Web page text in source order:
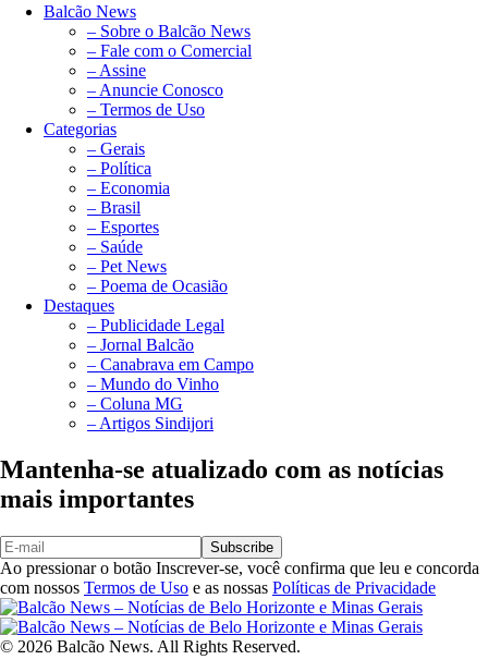
Balcão News
– Sobre o Balcão News
– Fale com o Comercial
– Assine
– Anuncie Conosco
– Termos de Uso
Categorias
– Gerais
– Política
– Economia
– Brasil
– Esportes
– Saúde
– Pet News
– Poema de Ocasião
Destaques
– Publicidade Legal
– Jornal Balcão
– Canabrava em Campo
– Mundo do Vinho
– Coluna MG
– Artigos Sindijori
Mantenha-se atualizado com as notícias
mais importantes
Subscribe
Ao pressionar o botão Inscrever-se, você confirma que leu e concorda
com nossos Termos de Uso e as nossas Políticas de Privacidade
© 2026 Balcão News. All Rights Reserved.